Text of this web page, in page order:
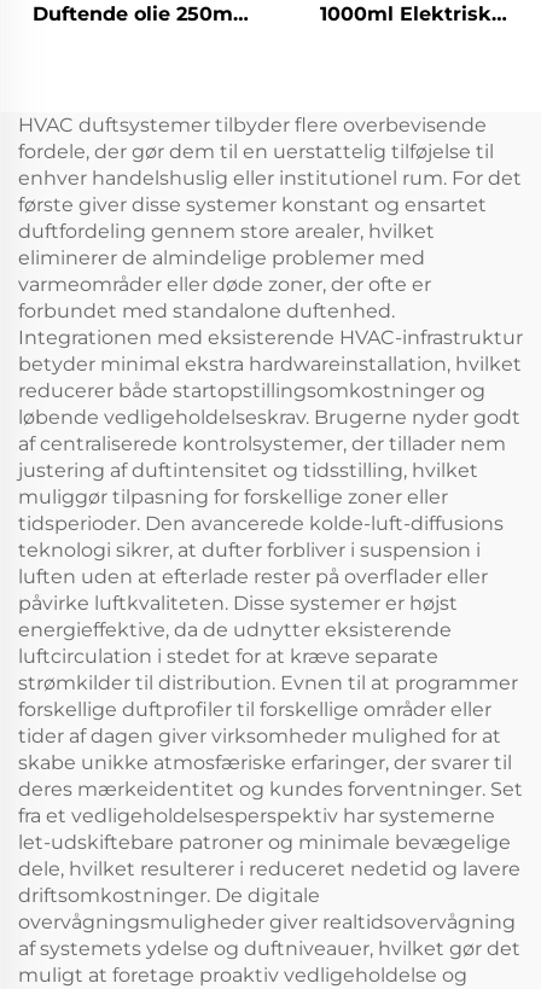
Duftende olie 250ml
Aroma diffuser
1000ml Elektrisk
Duftmaskine til
kommercielle store
rum
HVAC duftsystemer tilbyder flere overbevisende
fordele, der gør dem til en uerstattelig tilføjelse til
enhver handelshuslig eller institutionel rum. For det
første giver disse systemer konstant og ensartet
duftfordeling gennem store arealer, hvilket
eliminerer de almindelige problemer med
varmeområder eller døde zoner, der ofte er
forbundet med standalone duftenhed.
Integrationen med eksisterende HVAC-infrastruktur
betyder minimal ekstra hardwareinstallation, hvilket
reducerer både startopstillingsomkostninger og
løbende vedligeholdelseskrav. Brugerne nyder godt
af centraliserede kontrolsystemer, der tillader nem
justering af duftintensitet og tidsstilling, hvilket
muliggør tilpasning for forskellige zoner eller
tidsperioder. Den avancerede kolde-luft-diffusions
teknologi sikrer, at dufter forbliver i suspension i
luften uden at efterlade rester på overflader eller
påvirke luftkvaliteten. Disse systemer er højst
energieffektive, da de udnytter eksisterende
luftcirculation i stedet for at kræve separate
strømkilder til distribution. Evnen til at programmer
forskellige duftprofiler til forskellige områder eller
tider af dagen giver virksomheder mulighed for at
skabe unikke atmosfæriske erfaringer, der svarer til
deres mærkeidentitet og kundes forventninger. Set
fra et vedligeholdelsesperspektiv har systemerne
let-udskiftebare patroner og minimale bevægelige
dele, hvilket resulterer i reduceret nedetid og lavere
driftsomkostninger. De digitale
overvågningsmuligheder giver realtidsovervågning
af systemets ydelse og duftniveauer, hvilket gør det
muligt at foretage proaktiv vedligeholdelse og